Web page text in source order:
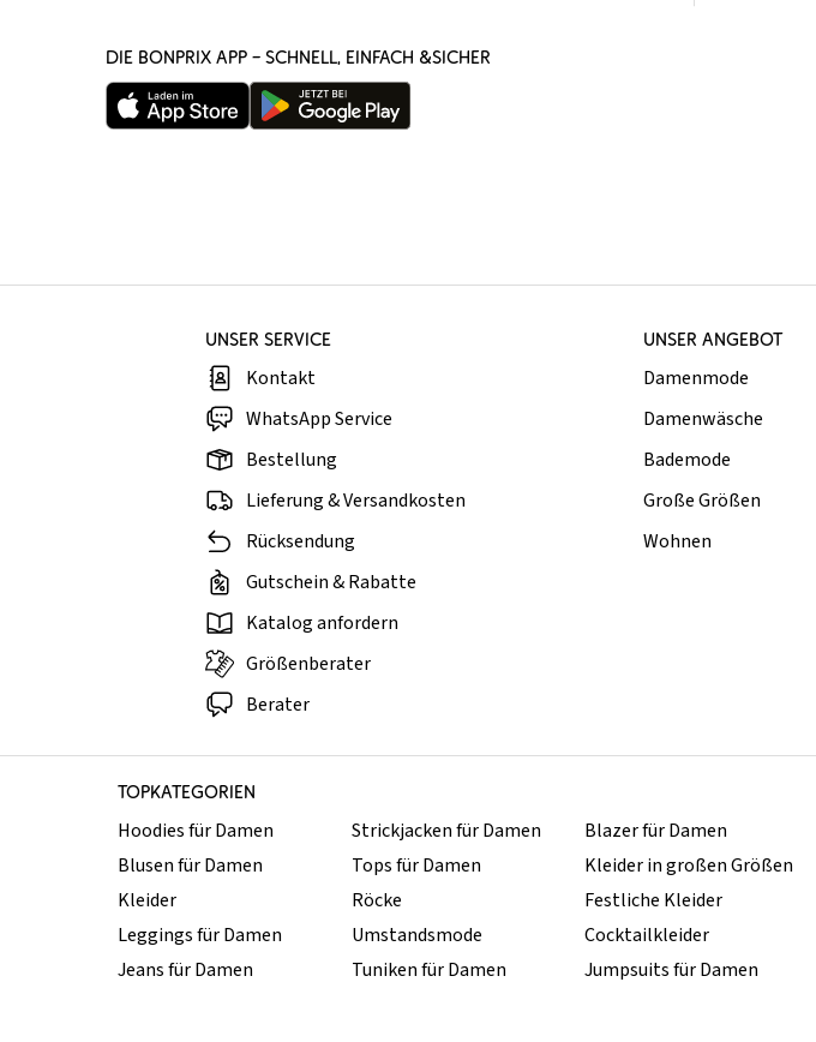
DIE BONPRIX APP – SCHNELL, EINFACH &SICHER
UNSER SERVICE
Kontakt
WhatsApp Service
Bestellung
Lieferung & Versandkosten
Rücksendung
Gutschein & Rabatte
Katalog anfordern
Größenberater
Berater
UNSER ANGEBOT
Damenmode
Damenwäsche
Bademode
Große Größen
Wohnen
TOPKATEGORIEN
Hoodies für Damen
Blusen für Damen
Kleider
Leggings für Damen
Jeans für Damen
Strickjacken für Damen
Tops für Damen
Röcke
Umstandsmode
Tuniken für Damen
Blazer für Damen
Kleider in großen Größen
Festliche Kleider
Cocktailkleider
Jumpsuits für Damen